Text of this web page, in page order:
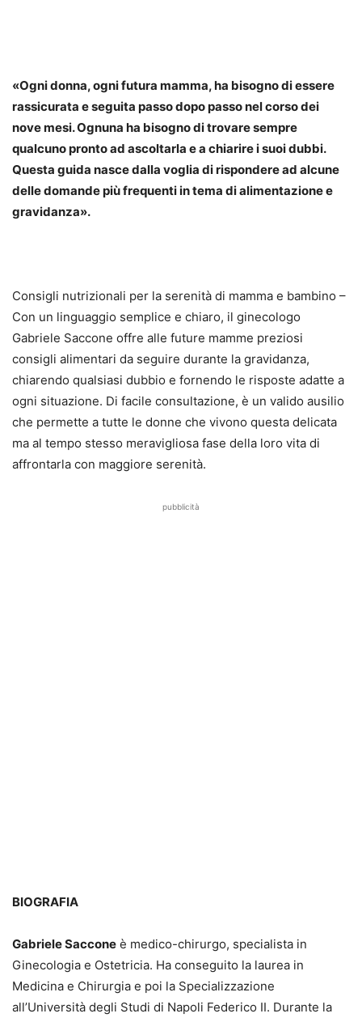
«Ogni donna, ogni futura mamma, ha bisogno di essere
rassicurata e seguita passo dopo passo nel corso dei
nove mesi. Ognuna ha bisogno di trovare sempre
qualcuno pronto ad ascoltarla e a chiarire i suoi dubbi.
Questa guida nasce dalla voglia di rispondere ad alcune
delle domande più frequenti in tema di alimentazione e
gravidanza».
Consigli nutrizionali per la serenità di mamma e bambino –
Con un linguaggio semplice e chiaro, il ginecologo
Gabriele Saccone offre alle future mamme preziosi
consigli alimentari da seguire durante la gravidanza,
chiarendo qualsiasi dubbio e fornendo le risposte adatte a
ogni situazione. Di facile consultazione, è un valido ausilio
che permette a tutte le donne che vivono questa delicata
ma al tempo stesso meravigliosa fase della loro vita di
affrontarla con maggiore serenità.
pubblicità
BIOGRAFIA
Gabriele Saccone è medico-chirurgo, specialista in
Ginecologia e Ostetricia. Ha conseguito la laurea in
Medicina e Chirurgia e poi la Specializzazione
all’Università degli Studi di Napoli Federico II. Durante la